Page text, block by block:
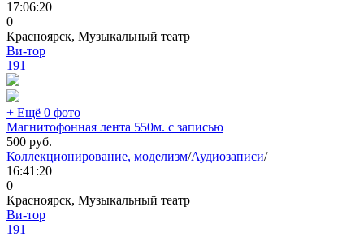
17:06:20
0
Красноярск, Музыкальный театр
Ви-тор
191
+ Ещё 0 фото
Магнитофонная лента 550м. с записью
500 руб.
Коллекционирование, моделизм/Аудиозаписи/
16:41:20
0
Красноярск, Музыкальный театр
Ви-тор
191